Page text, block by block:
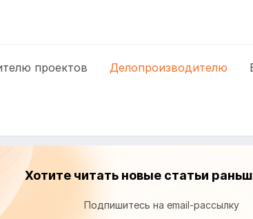
проектов Делопроизводителю
Хотите читать новые статьи
Подпишитесь на email-рассылку